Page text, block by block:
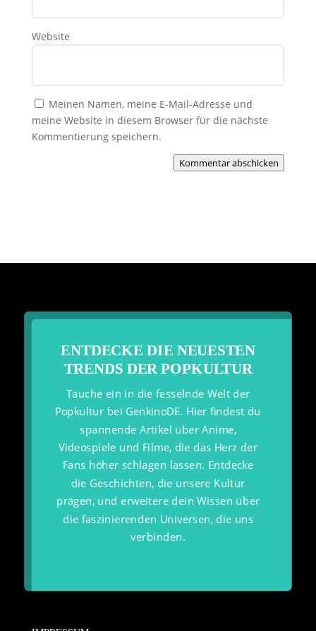
Website
Meinen Namen, meine E-Mail-Adresse und
meine Website in diesem Browser für die nächste
Kommentierung speichern.
Kommentar abschicken
ENTDECKE DIE NEUESTEN
TRENDS DER POPKULTUR
Tauche ein in die fesselnde Welt der
Popkultur bei GenkinoDE. Hier findest du
spannende Artikel über Anime,
Videospiele und Filme, die das Herz der
Fans höher schlagen lassen. Entdecke
die Geschichten, die unsere Kultur
prägen, und erweitere dein Wissen über
die faszinierenden Universen, die uns
verbinden.